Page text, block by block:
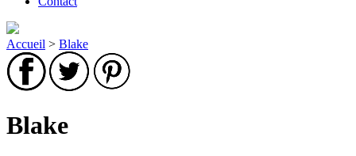
Accueil > Blake
Blake